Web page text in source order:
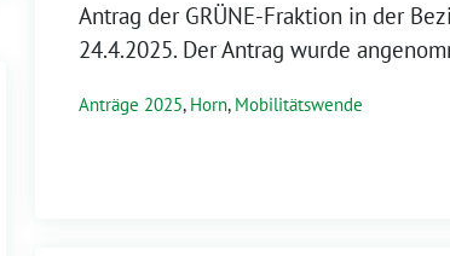
Antrag der GRÜNE-Fraktion in der
24.4.2025. Der Antrag wurde
Anträge 2025, Horn, Mobilitätswende